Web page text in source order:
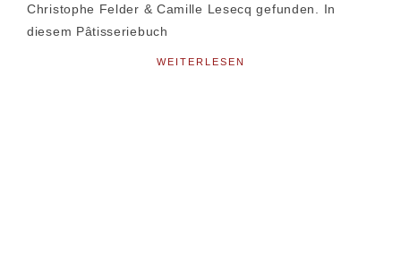
Christophe Felder & Camille Lesecq gefunden. In
diesem Pâtisseriebuch
WEITERLESEN